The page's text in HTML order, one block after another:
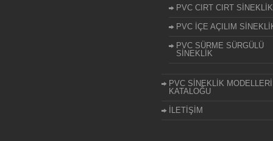
PVC CIRT CIRT SİNEKLİK
PVC İÇE AÇILIM
PVC SÜRME SÜRGÜLÜ
SİNEKLİK
PVC SİNEKLİK MODELLERİ
KATALOĞU
İLETİŞİM